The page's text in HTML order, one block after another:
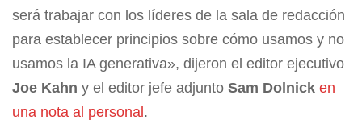
será trabajar con los líderes de la sala de redacción
para establecer principios sobre cómo usamos y no
usamos la IA generativa», dijeron el editor ejecutivo
Joe Kahn y el editor jefe adjunto Sam Dolnick en
una nota al personal.